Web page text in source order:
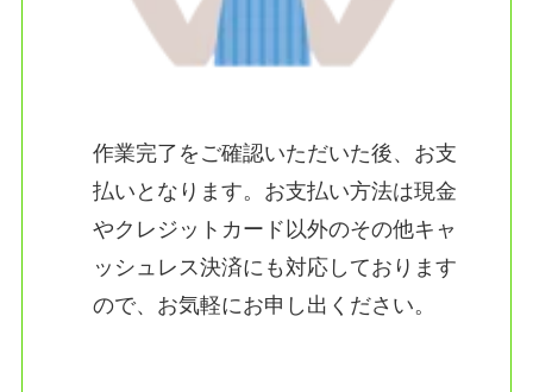
作業完了をご確認いただいた後、お支
払いとなります。お支払い方法は現金
やクレジットカード以外のその他キャ
ッシュレス決済にも対応しております
ので、お気軽にお申し出ください。